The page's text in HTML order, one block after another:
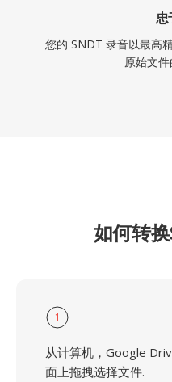
忠
您的 SNDT 录音以最高
原始文件
如何转
1
从计算机，Google
面上拖拽选择文件.